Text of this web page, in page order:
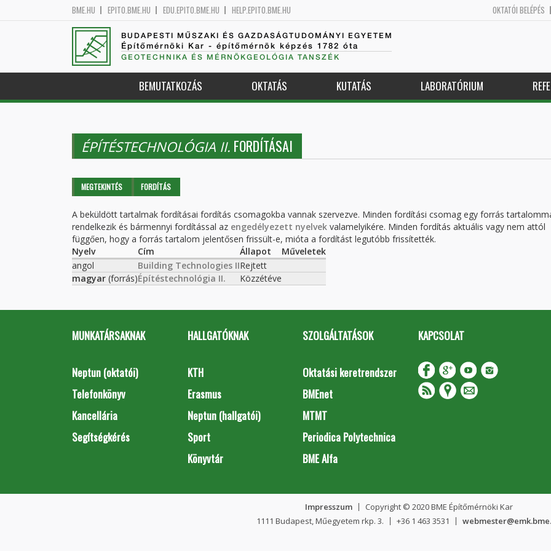
BME.HU EPITO.BME.HU EDU.EPITO.BME.HU HELP.EPITO.BME.HU OKTATÓI BELÉPÉS
BUDAPESTI MŰSZAKI ÉS GAZDASÁGTUDOMÁNYI EGYETEM
Építőmérnöki Kar - építőmérnök képzés 1782 óta
GEOTECHNIKA ÉS MÉRNÖKGEOLÓGIA TANSZÉK
BEMUTATKOZÁS OKTATÁS KUTATÁS LABORATÓRIUM
ÉPÍTÉSTECHNOLÓGIA II. FORDÍTÁSAI
Elsődleges fülek
MEGTEKINTÉS FORDÍTÁS
A beküldött tartalmak fordításai fordítás csomagokba vannak szervezve. Minden fordítási csomag egy forrás
rendelkezik és bármennyi fordítással az engedélyezett nyelvek valamelyikére. Minden fordítás aktuális vagy nem attól
függően, hogy a forrás tartalom jelentősen frissült-e, mióta a fordítást legutóbb frissítették.
Nyelv
Cím Állapot
Műveletek
angol
Building Technologies IIRejtett
magyar (forrás)Építéstechnológia II. Közzétéve
MUNKATÁRSAKNAK
Neptun (oktatói)
Telefonkönyv
Kancellária
Segítségkérés
HALLGATÓKNAK
KTH
Erasmus
Neptun (hallgatói)
Sport
Könyvtár
SZOLGÁLTATÁSOK
Oktatási keretrendszer
BMEnet
MTMT
Periodica Polytechnica
BME Alfa
KAPCSOLAT
Impresszum
Copyright © 2020 BME Építőmérnöki Kar
1111 Budapest, Műegyetem rkp. 3.
+36 1 463 3531